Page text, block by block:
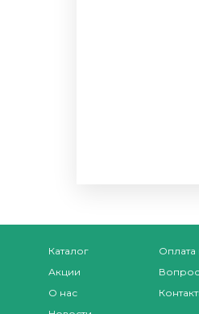
Каталог
Акции
О нас
Оплата